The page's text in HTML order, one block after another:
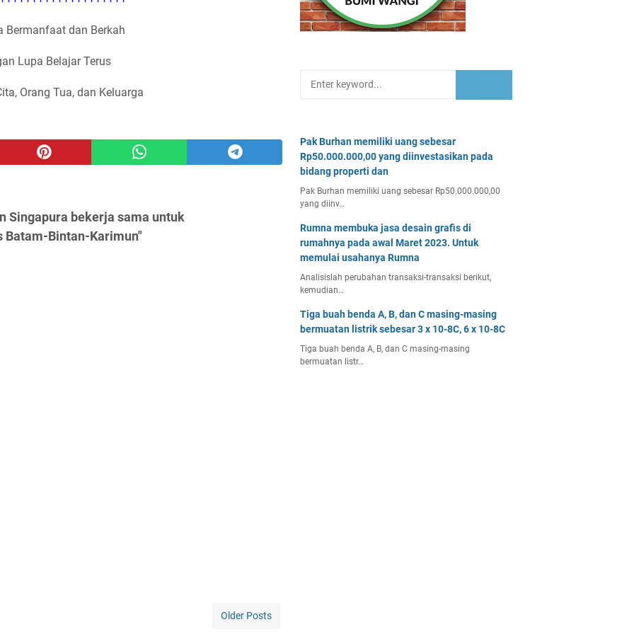
Bermanfaat dan Berkah
Lupa Belajar Terus
Orang Tua, dan Keluarga
Singapura bekerja sama untuk
Batam-Bintan-Karimun"
Older Posts
Pak Burhan memiliki uang sebesar
Rp50.000.000,00 yang diinvestasikan pada
bidang properti dan
Pak Burhan memiliki uang sebesar Rp50.000.000,00
yang diinv…
Rumna membuka jasa desain grafis di
rumahnya pada awal Maret 2023. Untuk
memulai usahanya Rumna
Analisislah perubahan transaksi-transaksi berikut,
kemudian…
Tiga buah benda A, B, dan C masing-masing
bermuatan listrik sebesar 3 x 10-8C, 6 x 10-8C
Tiga buah benda A, B, dan C masing-masing
bermuatan listr…